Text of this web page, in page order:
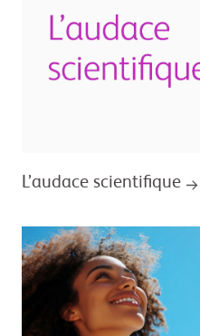
L’audace scientifique